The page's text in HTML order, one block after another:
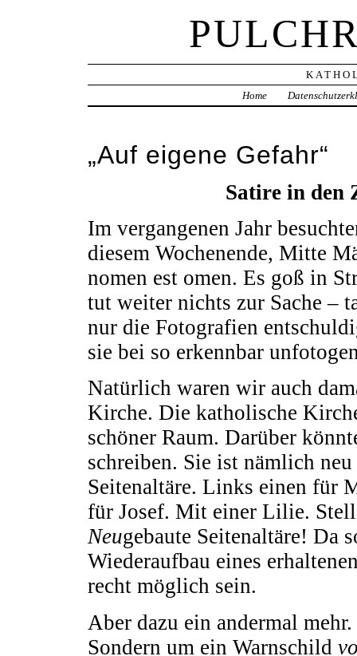
Home
„Auf eigene Gefahr“
Satire in den
Im vergangenen Jahr
diesem Wochenende, Mitte
nomen est omen. Es goß in
tut weiter nichts zur Sache –
nur die Fotografien
sie bei so erkennbar
Natürlich waren wir auch
Kirche. Die katholische
schöner Raum. Darüber
schreiben. Sie ist nämlich
Seitenaltäre. Links einen für
für Josef. Mit einer Lilie.
Neugebaute Seitenaltäre! Da
Wiederaufbau eines
recht möglich sein.
Aber dazu ein andermal
Sondern um ein Warnschild